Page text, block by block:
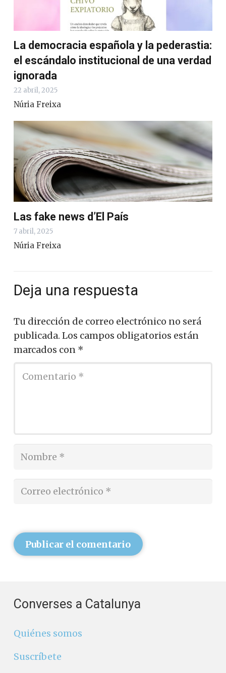
La democracia española y la pederastia:
el escándalo institucional de una verdad
ignorada
22 abril, 2025
Núria Freixa
Las fake news d’El País
7 abril, 2025
Núria Freixa
Deja una respuesta
Tu dirección de correo electrónico no será
publicada. Los campos obligatorios están
marcados con *
Publicar el comentario
Converses a Catalunya
Quiénes somos
Suscríbete